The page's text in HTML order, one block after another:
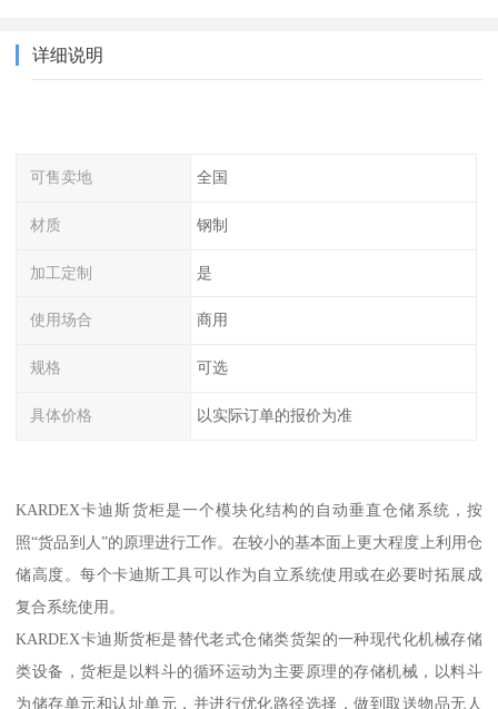
详细说明
可售卖地 全国
材质 钢制
加工定制 是
使用场合 商用
规格 可选
具体价格 以实际订单的报价为准
KARDEX卡迪斯货柜是一个模块化结构的自动垂直仓储系统，按
照“货品到人”的原理进行工作。在较小的基本面上更大程度上利用仓
储高度。每个卡迪斯工具可以作为自立系统使用或在必要时拓展成
复合系统使用。
KARDEX卡迪斯货柜是替代老式仓储类货架的一种现代化机械存储
类设备，货柜是以料斗的循环运动为主要原理的存储机械，以料斗
为储存单元和认址单元，并进行优化路径选择，做到取送物品无人